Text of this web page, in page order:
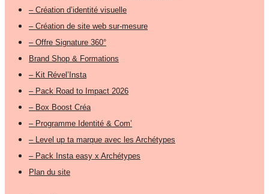
– Création d’identité visuelle
– Création de site web sur-mesure
– Offre Signature 360°
Brand Shop & Formations
– Kit Rével’Insta
– Pack Road to Impact 2026
– Box Boost Créa
– Programme Identité & Com’
– Level up ta marque avec les Archétypes
– Pack Insta easy x Archétypes
Plan du site